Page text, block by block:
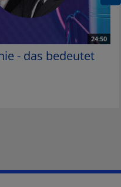
24:50
- das bedeutet